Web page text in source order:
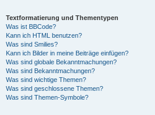
Textformatierung und Thementypen
Was ist BBCode?
Kann ich HTML benutzen?
Was sind Smilies?
Kann ich Bilder in meine Beiträge einfügen?
Was sind globale Bekanntmachungen?
Was sind Bekanntmachungen?
Was sind wichtige Themen?
Was sind geschlossene Themen?
Was sind Themen-Symbole?